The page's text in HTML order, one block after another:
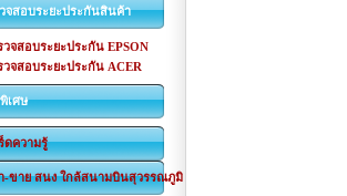
จสอบระยะประกันสินค้า
วจสอบระยะประกัน EPSON
วจสอบระยะประกัน ACER
เศษ
ดความรู้
-ขาย สนง ใกล้สนามบินสุวรรณภูมิ